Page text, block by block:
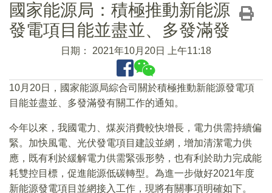
國家能源局：積極推動新能源
發電項目能並盡並、多發滿發
日期： 2021年10月20日 上午11:18
10月20日，國家能源局綜合司關於積極推動新能源發電項
目能並盡並、多發滿發有關工作的通知。
今年以來，我國電力、煤炭消費較快增長，電力供需持續偏
緊。加快風電、光伏發電項目建設並網，增加清潔電力供
應，既有利於緩解電力供需緊張形勢，也有利於助力完成能
耗雙控目標，促進能源低碳轉型。為進一步做好2021年度
新能源發電項目並網接入工作，現將有關事項明確如下。